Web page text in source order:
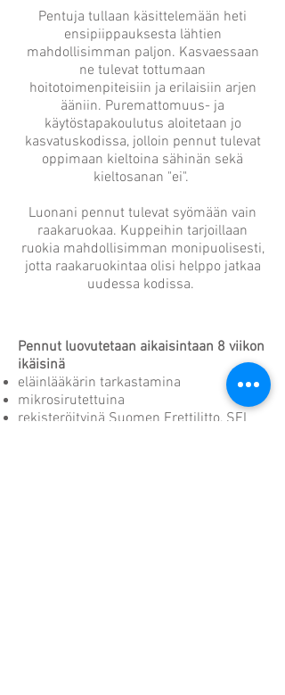
Pentuja tullaan käsittelemään heti
ensipiippauksesta lähtien
mahdollisimman paljon. Kasvaessaan
ne tulevat tottumaan
hoitotoimenpiteisiin ja erilaisiin arjen
ääniin. Puremattomuus- ja
käytöstapakoulutus aloitetaan jo
kasvatuskodissa, jolloin pennut tulevat
oppimaan kieltoina sähinän sekä
kieltosanan "ei".
Luonani pennut tulevat syömään vain
raakaruokaa. Kuppeihin tarjoillaan
ruokia mahdollisimman monipuolisesti,
jotta raakaruokintaa olisi helppo jatkaa
uudessa kodissa.
Pennut luovutetaan aikaisintaan 8 viikon
ikäisinä
eläinlääkärin tarkastamina
mikrosirutettuina
rekisteröityinä Suomen Frettilitto, SFL